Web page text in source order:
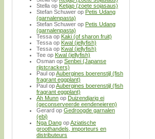
Stella op Ketjap (zoete sojasaus)
Stefan Schuwer op Petis Udang
(garnalenpasta)
Stefan Schuwer op Petis Udang
(garnalenpasta)
Tessa op Kaki (of sharon fruit)
Tessa op Kwal (jellyfish)
Tessa op Kwal (jellyfish)
Tee op Kwal (jellyfish)
Osman op Senbei (Japanse
rijstcrackers)
Paul opAubergines boerenstijl (fish
fragrant eggplant)
Paul opAubergines boerenstijl (fish
fragrant eggplant)
Ah Munn op Duizendjarig ei
(geconserveerde eendeneieren)
Gerard op Gedroogde garnalen
(ebi)
Nga Dang opAziatische
groothandels, importeurs en
distributeurs